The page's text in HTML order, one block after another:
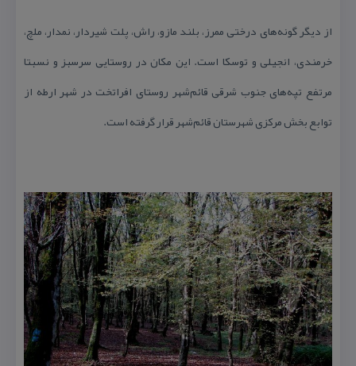
از دیگر گونه‌های درختی ممرز، بلند مازو، راش، پلت شیردار، نمدار، ملچ،
خرمندی، انجیلی و توسكا است. این مكان در روستایی سرسبز و نسبتا
مرتفع تپه‌های جنوب‌ شرقی قائم‌شهر روستای افراتخت در شهر ارطه از
توابع بخش مركزی شهرستان قائم‌شهر قرار گرفته‌ است.